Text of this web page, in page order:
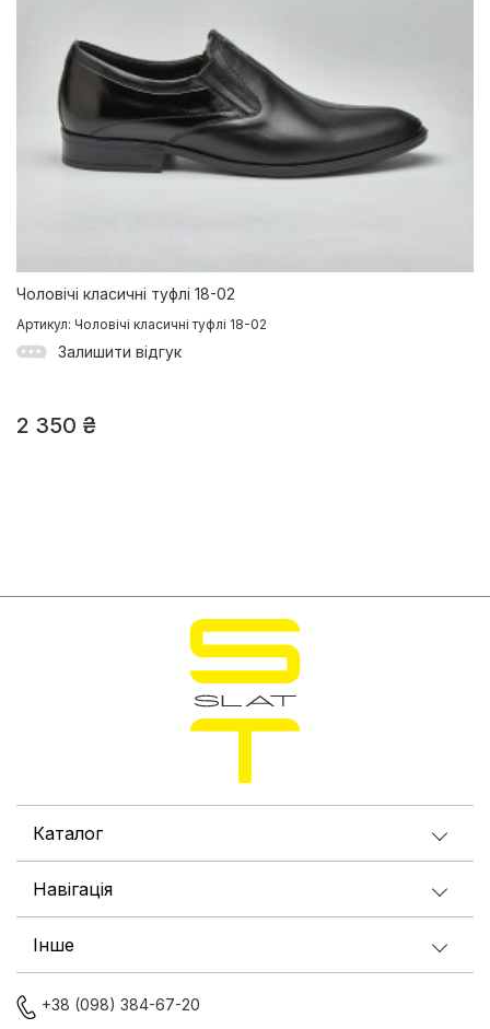
Чоловічі класичні туфлі 18-02
Артикул: Чоловічі класичні туфлі 18-02
Залишити відгук
2 350 ₴
Каталог
Навігація
Інше
+38 (098) 384-67-20